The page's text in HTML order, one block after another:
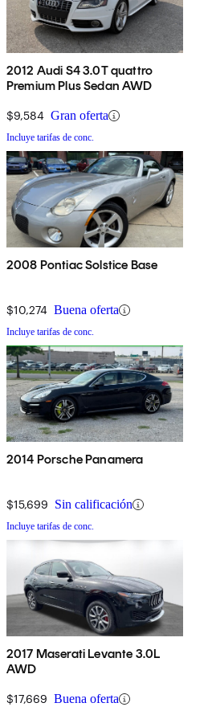
2012 Audi S4 3.0T quattro
Premium Plus Sedan AWD
$9,584 Gran oferta
Incluye tarifas de conc.
2008 Pontiac Solstice Base
$10,274 Buena oferta
Incluye tarifas de conc.
2014 Porsche Panamera
$15,699 Sin calificación
Incluye tarifas de conc.
2017 Maserati Levante 3.0L
AWD
$17,669 Buena oferta